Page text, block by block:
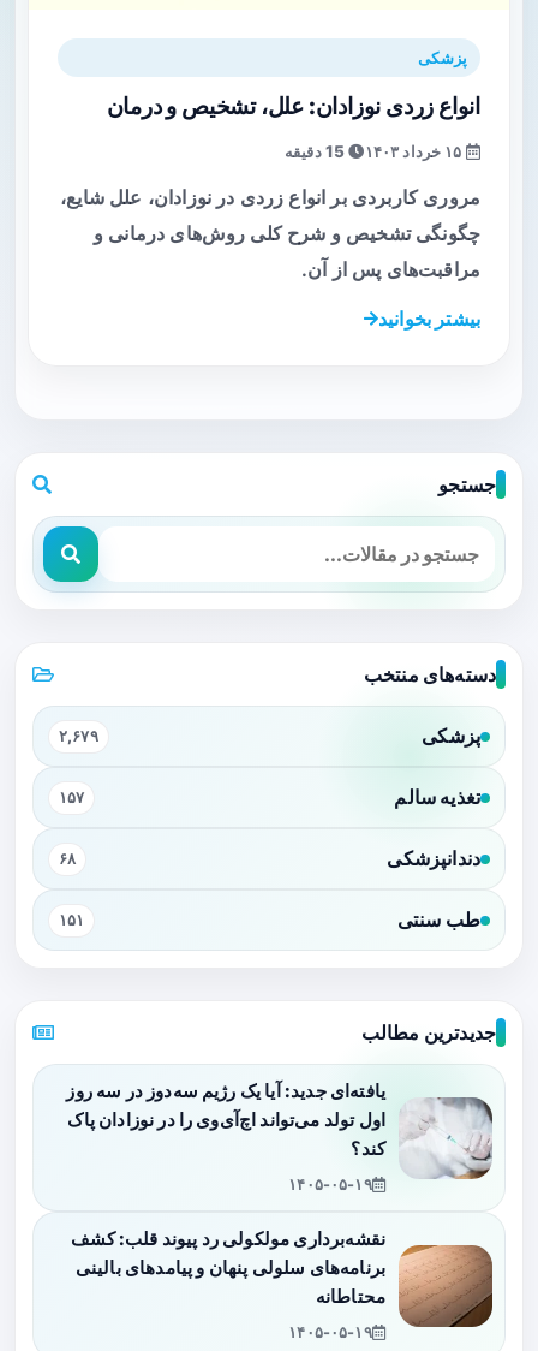
پزشکی
انواع زردی نوزادان: علل، تشخیص و درمان
15 دقیقه
مروری کاربردی بر انواع زردی در نوزادان، علل شایع،
چگونگی تشخیص و شرح کلی روش‌های درمانی و
مراقبت‌های پس از آن.
بیشتر بخوانید
جستجو
دسته‌های منتخب
پزشکی ۲,۶۷۹
تغذیه سالم ۱۵۷
دندانپزشکی ۶۸
طب سنتی ۱۵۱
جدیدترین مطالب
یافته‌ای جدید: آیا یک رژیم سه‌دوز در سه روز
اول تولد می‌تواند اچ‌آی‌وی را در نوزادان پاک
کند؟
۱۴۰۵-۰۵-۱۹
نقشه‌برداری مولکولی رد پیوند قلب: کشف
برنامه‌های سلولی پنهان و پیامدهای بالینی
محتاطانه
۱۴۰۵-۰۵-۱۹